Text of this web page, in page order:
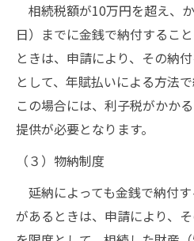
相続税額が10万円を超え、
日）までに金銭で納付するこ
ときは、申請により、その納
として、年賦払いによる方法
この場合には、利子税がかか
提供が必要となります。
（３）物納制度
延納によっても金銭で納付
があるときは、申請により、